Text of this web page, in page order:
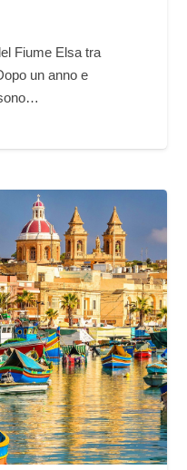
Fiume Elsa tra
un anno e